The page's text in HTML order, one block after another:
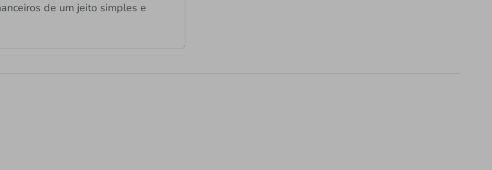
de um jeito simples e